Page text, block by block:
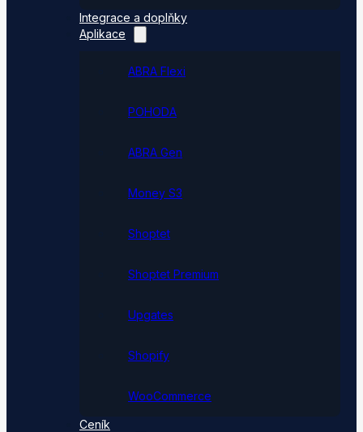
Integrace a doplňky
Aplikace
ABRA Flexi
POHODA
ABRA Gen
Money S3
Shoptet
Shoptet Premium
Upgates
Shopify
WooCommerce
Ceník